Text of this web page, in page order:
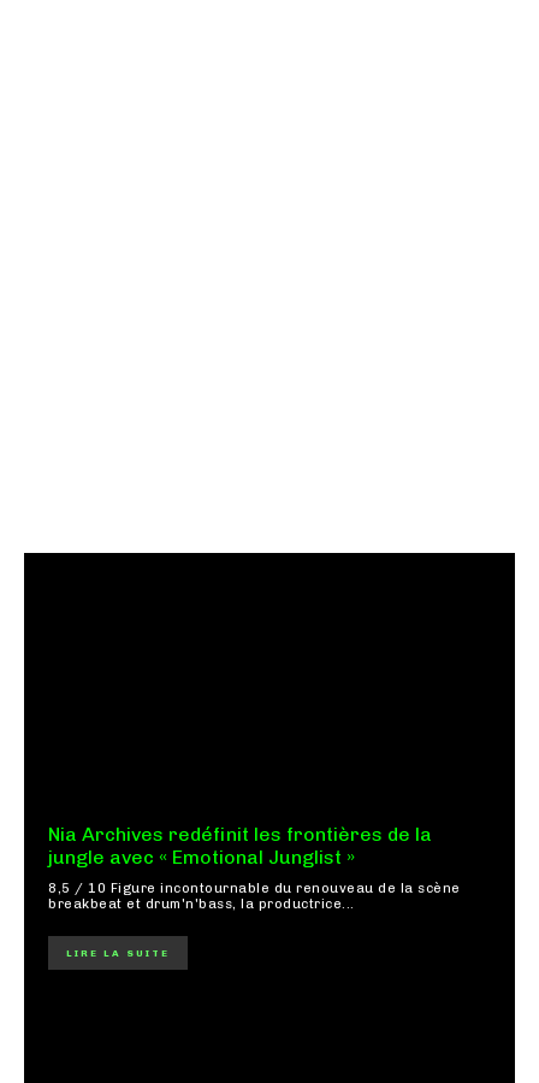
Nia Archives redéfinit les frontières de la
jungle avec « Emotional Junglist »
8,5 / 10 Figure incontournable du renouveau de la scène
breakbeat et drum'n'bass, la productrice...
LIRE LA SUITE